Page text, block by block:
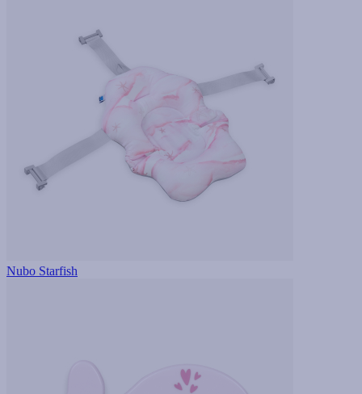
Nubo Starfish